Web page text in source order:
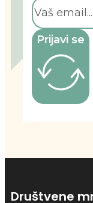
Prijavi se
Društvene